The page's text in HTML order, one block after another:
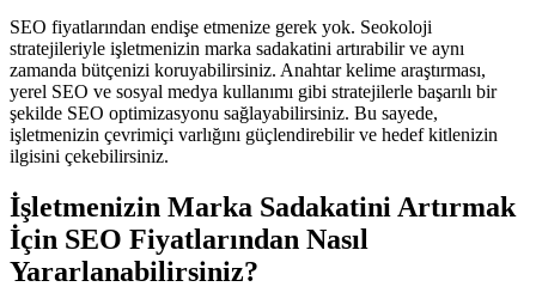
SEO fiyatlarından endişe etmenize gerek yok. Seokoloji
stratejileriyle işletmenizin marka sadakatini artırabilir ve aynı
zamanda bütçenizi koruyabilirsiniz. Anahtar kelime araştırması,
yerel SEO ve sosyal medya kullanımı gibi stratejilerle başarılı bir
şekilde SEO optimizasyonu sağlayabilirsiniz. Bu sayede,
işletmenizin çevrimiçi varlığını güçlendirebilir ve hedef kitlenizin
ilgisini çekebilirsiniz.
İşletmenizin Marka Sadakatini Artırmak
İçin SEO Fiyatlarından Nasıl
Yararlanabilirsiniz?